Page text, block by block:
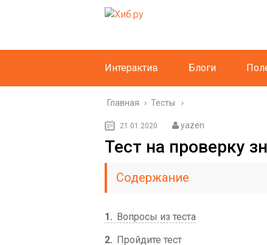
Интерактив Блоги
Главная › Тесты
21.01.2020 yazen
Тест на проверку
Содержание
1
Вопросы из теста
2
Пройдите тест